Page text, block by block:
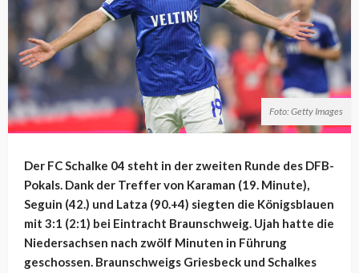
Foto: Getty Images
Der FC Schalke 04 steht in der zweiten Runde des DFB-
Pokals. Dank der Treffer von Karaman (19. Minute),
Seguin (42.) und Latza (90.+4) siegten die Königsblauen
mit 3:1 (2:1) bei Eintracht Braunschweig. Ujah hatte die
Niedersachsen nach zwölf Minuten in Führung
geschossen. Braunschweigs Griesbeck und Schalkes